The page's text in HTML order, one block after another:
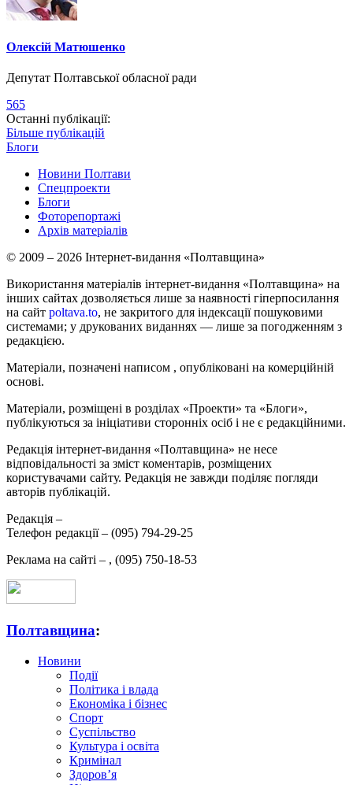
Олексій Матюшенко
Депутат Полтавської обласної ради
565
Останні публікації:
Більше публікацій
Блоги
Новини Полтави
Спецпроекти
Блоги
Фоторепортажі
Архів матеріалів
© 2009 – 2026 Інтернет-видання «Полтавщина»
Використання матеріалів інтернет-видання «Полтавщина» на
інших сайтах дозволяється лише за наявності гіперпосилання
на сайт poltava.to, не закритого для індексації пошуковими
системами; у друкованих виданнях — лише за погодженням з
редакцією.
Матеріали, позначені написом , опубліковані на комерційній
основі.
Матеріали, розміщені в розділах «Проекти» та «Блоги»,
публікуються за ініціативи сторонніх осіб і не є редакційними.
Редакція інтернет-видання «Полтавщина» не несе
відповідальності за зміст коментарів, розміщених
користувачами сайту. Редакція не завжди поділяє погляди
авторів публікацій.
Редакція –
Телефон редакції – (095) 794-29-25
Реклама на сайті – , (095) 750-18-53
Полтавщина:
Новини
Події
Політика і влада
Економіка і бізнес
Спорт
Суспільство
Культура і освіта
Кримінал
Здоров’я